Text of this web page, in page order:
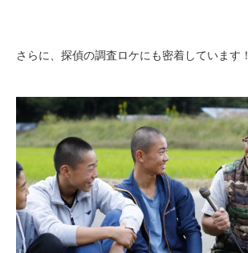
さらに、探偵の調査ロケにも密着しています！